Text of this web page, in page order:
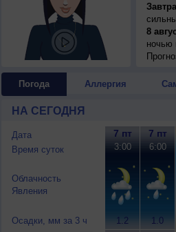
8
ночью
Погода Аллергия
НА СЕГОДНЯ
Дата
Время суток
Облачность
Явления
Осадки, мм за 3 ч
7 пт
3:00
1.2
7 пт
6:00
1.0